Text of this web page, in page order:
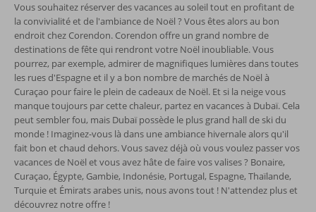
Vous souhaitez réserver des vacances au soleil tout en profitant de
la convivialité et de l'ambiance de Noël ? Vous êtes alors au bon
endroit chez Corendon. Corendon offre un grand nombre de
destinations de fête qui rendront votre Noël inoubliable. Vous
pourrez, par exemple, admirer de magnifiques lumières dans toutes
les rues d'Espagne et il y a bon nombre de marchés de Noël à
Curaçao pour faire le plein de cadeaux de Noël. Et si la neige vous
manque toujours par cette chaleur, partez en vacances à Dubaï. Cela
peut sembler fou, mais Dubaï possède le plus grand hall de ski du
monde ! Imaginez-vous là dans une ambiance hivernale alors qu'il
fait bon et chaud dehors. Vous savez déjà où vous voulez passer vos
vacances de Noël et vous avez hâte de faire vos valises ? Bonaire,
Curaçao, Égypte, Gambie, Indonésie, Portugal, Espagne, Thaïlande,
Turquie et Émirats arabes unis, nous avons tout ! N'attendez plus et
découvrez notre offre !